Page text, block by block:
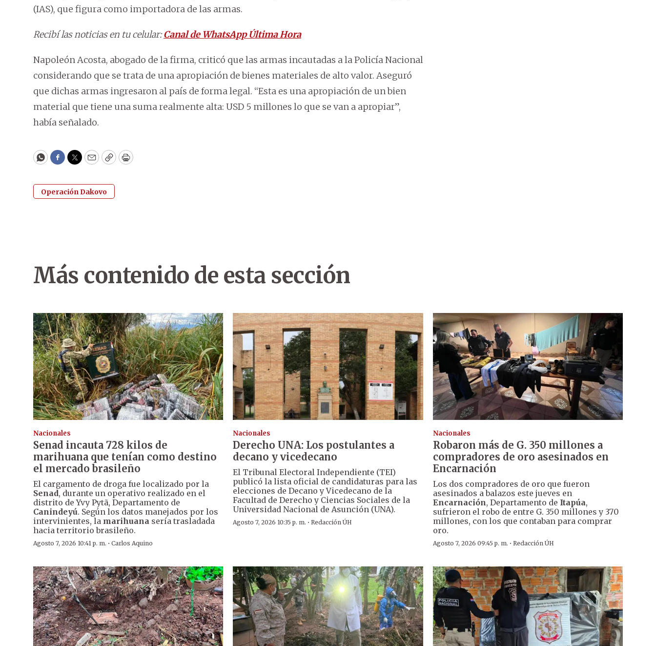
(IAS), que figura como importadora de las armas.
Recibí las noticias en tu celular:Canal de WhatsApp Última Hora
Napoleón Acosta, abogado de la firma, criticó que las armas incautadas a la Policía Nacional
considerando que se trata de una apropiación de bienes materiales de alto valor. Aseguró
que dichas armas ingresaron al país de forma legal. “Esta es una apropiación de un bien
material que tiene una suma realmente alta: USD 5 millones lo que se van a apropiar”,
había señalado.
WhatsApp
Facebook
Twitter
EmailCopyPrint
Operación Dakovo
Más contenido de esta sección
Nacionales
Senad incauta 728 kilos de
marihuana que tenían como destino
el mercado brasileño
El cargamento de droga fue localizado por la
Senad, durante un operativo realizado en el
distrito de Yvy Pytã, Departamento de
Canindeyú. Según los datos manejados por los
intervinientes, la marihuana sería trasladada
hacia territorio brasileño.
Agosto 7, 2026 10:41 p. m. · Carlos Aquino
Nacionales
Derecho UNA: Los postulantes a
decano y vicedecano
El Tribunal Electoral Independiente (TEI)
publicó la lista oficial de candidaturas para las
elecciones de Decano y Vicedecano de la
Facultad de Derecho y Ciencias Sociales de la
Universidad Nacional de Asunción (UNA).
Agosto 7, 2026 10:35 p. m. ·Redacción ÚH
Nacionales
Robaron más de G. 350 millones a
compradores de oro asesinados en
Encarnación
Los dos compradores de oro que fueron
asesinados a balazos este jueves en
Encarnación, Departamento de Itapúa,
sufrieron el robo de entre G. 350 millones y 370
millones, con los que contaban para comprar
oro.
Agosto 7, 2026 09:45 p. m. · Redacción ÚH